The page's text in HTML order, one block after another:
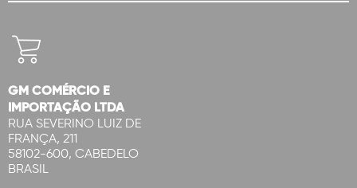
GM COMÉRCIO E
IMPORTAÇÃO LTDA
RUA SEVERINO LUIZ DE
FRANÇA, 211
58102-600, CABEDELO
BRASIL